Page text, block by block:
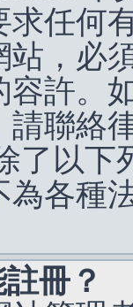
求任何
站，必
容許。
請聯絡
了以下
為各種
冊？